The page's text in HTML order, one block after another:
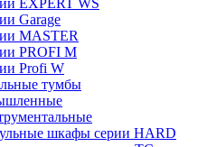
EXPERT WS
Garage
MASTER
PROFI M
Profi W
тумбы
шкафы серии HARD